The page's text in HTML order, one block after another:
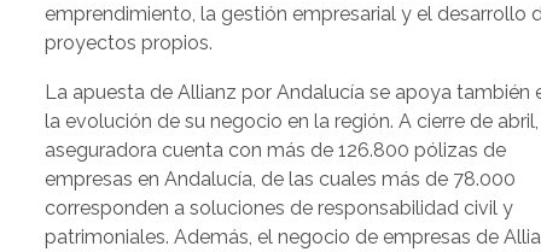
emprendimiento, la gestión empresarial y el desarrollo
proyectos propios.
La apuesta de Allianz por Andalucía se apoya también
la evolución de su negocio en la región. A cierre de
aseguradora cuenta con más de 126.800 pólizas de
empresas en Andalucía, de las cuales más de 78.000
corresponden a soluciones de responsabilidad civil y
patrimoniales. Además, el negocio de empresas de